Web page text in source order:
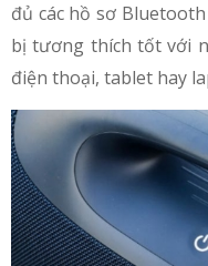
đủ các hồ sơ Bluetooth
bị tương thích tốt với
điện thoại, tablet hay